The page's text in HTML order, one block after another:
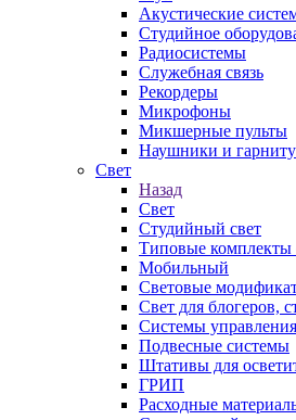
Акустические
Студийное
Радиосистемы
Служебная связь
Рекордеры
Микрофоны
Микшерные пульты
Наушники и
Свет
Назад
Свет
Студийный свет
Типовые комплекты
Мобильный
Световые
Свет для блогеров,
Системы
Подвесные системы
Штативы для
ГРИП
Расходные